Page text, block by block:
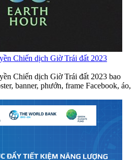
Chiến dịch Giờ Trái đất 2023
Chiến dịch Giờ Trái đất 2023 bao
banner, phướn, frame Facebook, áo,